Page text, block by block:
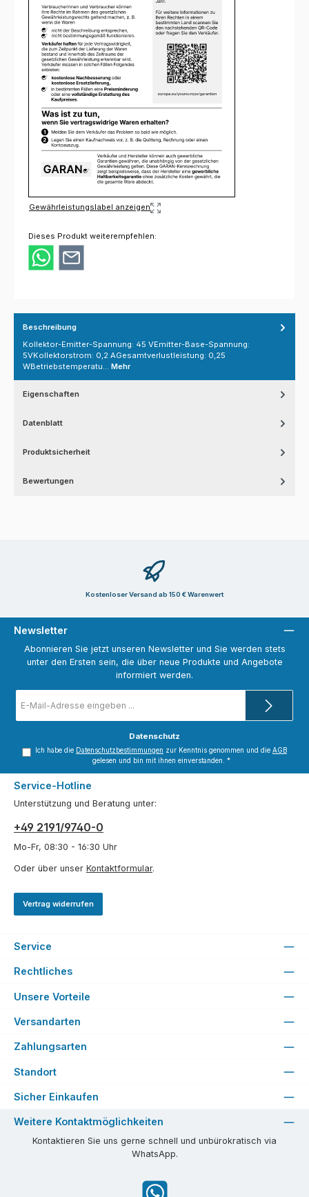
Gewährleistungslabel anzeigen
Dieses Produkt weiterempfehlen:
Beschreibung
Kollektor-Emitter-Spannung: 45 VEmitter-Base-Spannung:
5VKollektorstrom: 0,2 AGesamtverlustleistung: 0,25
WBetriebstemperatu… Mehr
Eigenschaften
Datenblatt
Produktsicherheit
Bewertungen
Kostenloser Versand ab 150 € Warenwert
Newsletter
Abonnieren Sie jetzt unseren Newsletter und Sie werden stets
unter den Ersten sein, die über neue Produkte und Angebote
informiert werden.
Mail-
Adresse
Datenschutz
Ich habe die Datenschutzbestimmungen zur Kenntnis genommen und die AGB
gelesen und bin mit ihnen einverstanden. *
Service-Hotline
Unterstützung und Beratung unter:
+49 2191/9740-0
Mo-Fr, 08:30 - 16:30 Uhr
Oder über unser Kontaktformular.
Vertrag widerrufen
Service
Rechtliches
Unsere Vorteile
Versandarten
Zahlungsarten
Standort
Sicher Einkaufen
Weitere Kontaktmöglichkeiten
Kontaktieren Sie uns gerne schnell und unbürokratisch via
WhatsApp.